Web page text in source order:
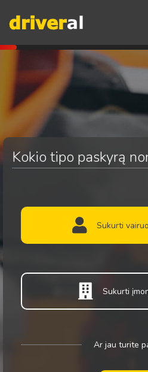
Kokio tipo paskyrą
Sukurti
Sukurti
Ar jau turite